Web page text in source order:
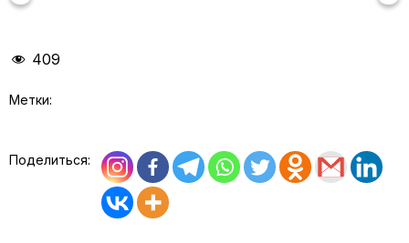
409
Метки:
Поделиться: